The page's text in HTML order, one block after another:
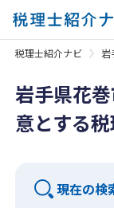
税理士紹介ナビ 岩
岩手県花
意とする
現在の検